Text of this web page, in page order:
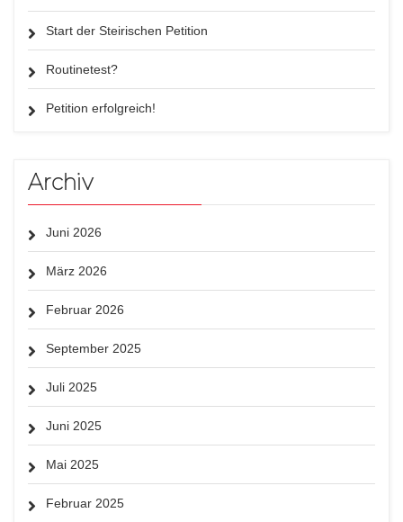
Start der Steirischen Petition
Routinetest?
Petition erfolgreich!
Archiv
Juni 2026
März 2026
Februar 2026
September 2025
Juli 2025
Juni 2025
Mai 2025
Februar 2025